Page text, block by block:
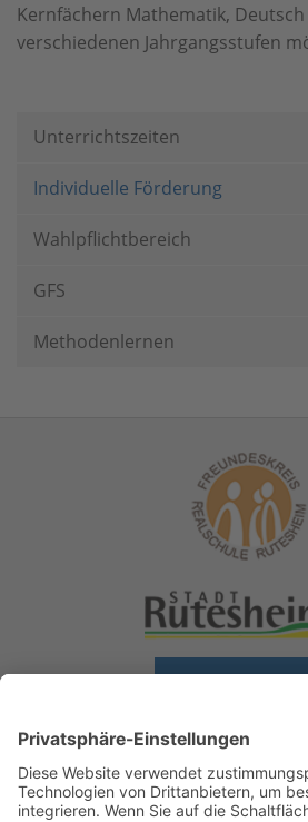
Unterrichtszeiten
Individuelle Förderung
Wahlpflichtbereich
GFS
Methodenlernen
Kernfächern Mathematik,
verschiedenen Jahrgangsstufen